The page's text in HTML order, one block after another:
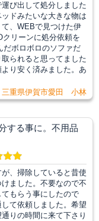
び出して処分しました
ドみたいな大きな物は
、WEBで見つけた伊
リーンに処分依頼を
だボロボロのソファだ
られると思ってました
り安く済みました。あ
三重県伊賀市愛田 小林
する事に。不用品
、掃除していると昔使
ました。不要なので不
もらう事にしたので
て依頼しました。希望
りの時間に来て下さり